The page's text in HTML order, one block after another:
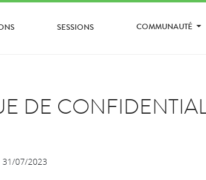
SESSIONS COMMUNAUTÉ
DE
31/07/2023